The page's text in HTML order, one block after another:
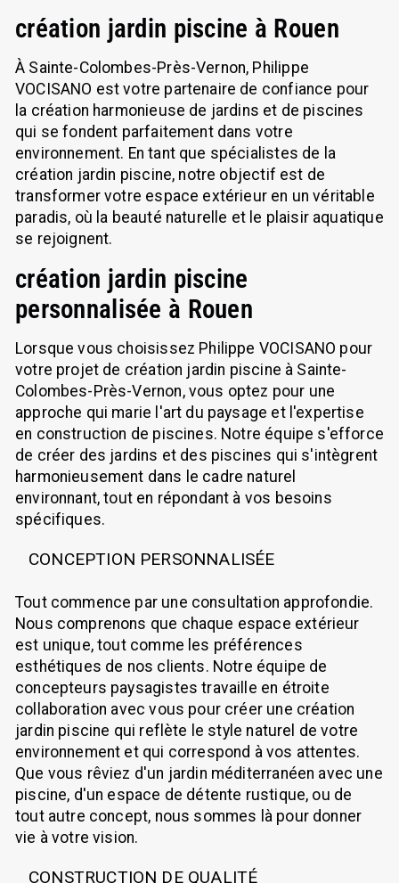
création jardin piscine à Rouen
À Sainte-Colombes-Près-Vernon, Philippe
VOCISANO est votre partenaire de confiance pour
la création harmonieuse de jardins et de piscines
qui se fondent parfaitement dans votre
environnement. En tant que spécialistes de la
création jardin piscine, notre objectif est de
transformer votre espace extérieur en un véritable
paradis, où la beauté naturelle et le plaisir aquatique
se rejoignent.
création jardin piscine
personnalisée à Rouen
Lorsque vous choisissez Philippe VOCISANO pour
votre projet de création jardin piscine à Sainte-
Colombes-Près-Vernon, vous optez pour une
approche qui marie l'art du paysage et l'expertise
en construction de piscines. Notre équipe s'efforce
de créer des jardins et des piscines qui s'intègrent
harmonieusement dans le cadre naturel
environnant, tout en répondant à vos besoins
spécifiques.
CONCEPTION PERSONNALISÉE
Tout commence par une consultation approfondie.
Nous comprenons que chaque espace extérieur
est unique, tout comme les préférences
esthétiques de nos clients. Notre équipe de
concepteurs paysagistes travaille en étroite
collaboration avec vous pour créer une création
jardin piscine qui reflète le style naturel de votre
environnement et qui correspond à vos attentes.
Que vous rêviez d'un jardin méditerranéen avec une
piscine, d'un espace de détente rustique, ou de
tout autre concept, nous sommes là pour donner
vie à votre vision.
CONSTRUCTION DE QUALITÉ